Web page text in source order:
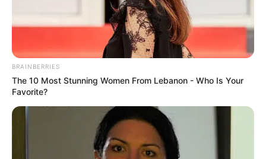
Impressum & Kontakt
Smartphone Startseite
BRAINBERRIES
The 10 Most Stunning Women From Lebanon - Who Is Your
Favorite?